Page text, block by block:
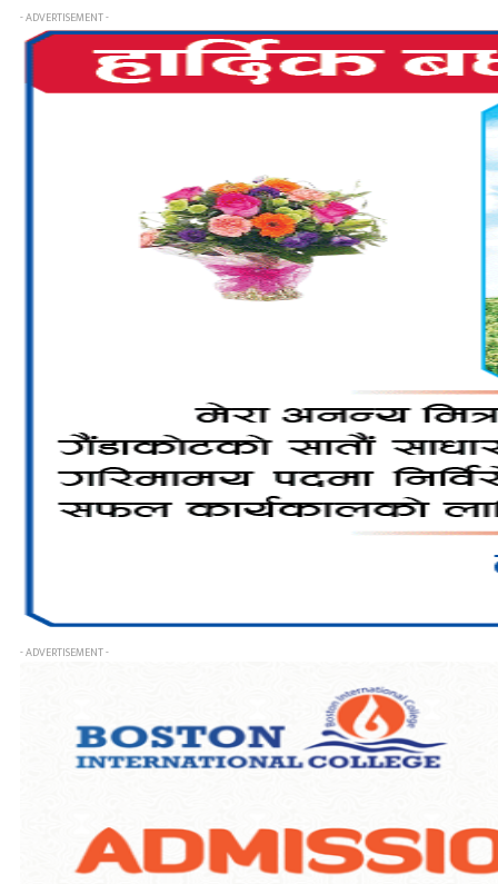
- ADVERTISEMENT -
- ADVERTISEMENT -